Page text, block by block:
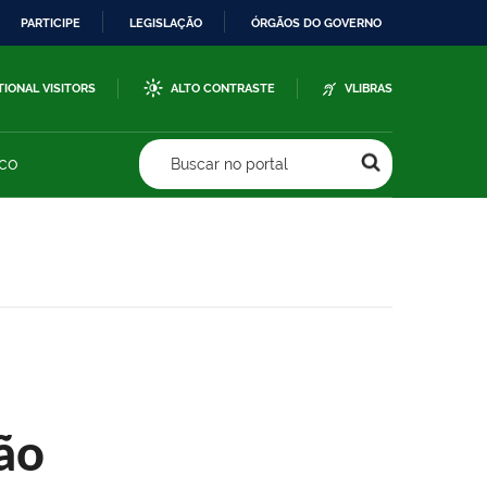
PARTICIPE LEGISLAÇÃO ÓRGÃOS DO GOVERNO
VISITORS ALTO CONTRASTE VLIBRAS
Buscar no portal